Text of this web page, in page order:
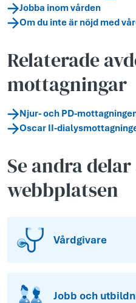
Jobba inom vården
Om du inte är nöjd med
Relaterade
mottagningar
Njur- och PD-
Oscar II-
Se andra delar
webbplatsen
Vårdgivare
Jobb och